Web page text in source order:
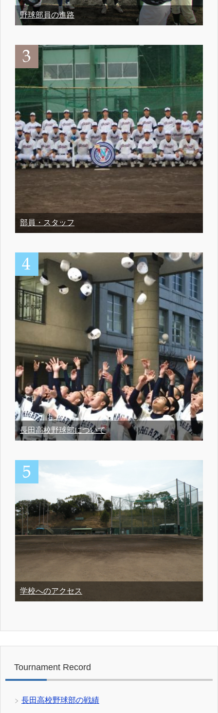
野球部員の進路
部員・スタッフ
長田高校野球部について
学校へのアクセス
Tournament Record
長田高校野球部の戦績